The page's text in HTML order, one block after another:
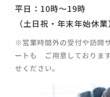
平日：10時～19時
（土日祝・年末年始休業）
※営業時間外の受付や訪問
ートも ご用意しておりま
せください。